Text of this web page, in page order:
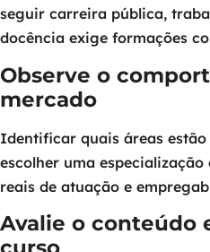
seguir carreira pública,
docência exige formações
Observe o
mercado
Identificar quais áreas
escolher uma
reais de atuação e
Avalie o conteúdo